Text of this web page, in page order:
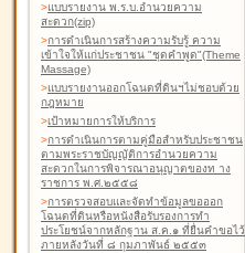
>แบบรายงาน พ.ร.บ.อำนวยความ
สะดวก(zip)
>การดำเนินการสร้างความรับรู้ ความ
เข้าใจให้แก่ประชาชน "ชุดคำพูด"(Theme
Massage)
>แบบรายงานออกโฉนดที่ดินฯไม่ชอบด้วย
กฎหมาย
>เป้าหมายการให้บริการ
>การดำเนินการตามคู่มือสำหรับประชาชน
ตามพระราชบัญญัติการอำนวยความ
สะดวกในการพิจารณาอนุญาตของท าง
ราชการ พ.ศ.๒๕๕๘
>การตรวจสอบและจัดทำข้อมูลขอออก
โฉนดที่ดินหรือหนังสือรับรองการทำ
ประโยชน์จากหลักฐาน ส.ค.๑ ที่ยื่นคำขอไว้
ภายหลังวันที่ ๘ กุมภาพันธ์ ๒๕๕๓